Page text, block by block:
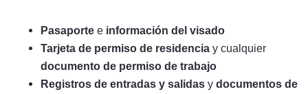
Pasaporte e información del visado
Tarjeta de permiso de residencia y cualquier
documento de permiso de trabajo
Registros de entradas y salidas ydocumentos de